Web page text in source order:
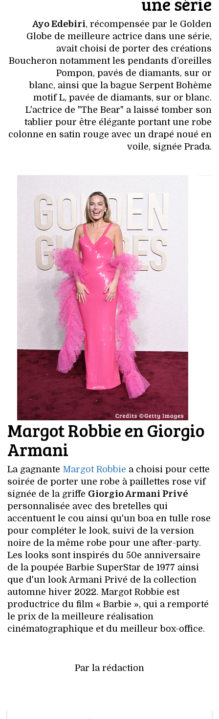
Ayo Edebiri, récompensée par le Golden
Globe de meilleure actrice dans une série,
avait choisi de porter des créations
Boucheron notamment les pendants d’oreilles
Pompon, pavés de diamants, sur or
blanc, ainsi que la bague Serpent Bohème
motif L, pavée de diamants, sur or blanc.
L'actrice de "The Bear" a laissé tomber son
tablier pour être élégante portant une robe
colonne en satin rouge avec un drapé noué en
voile, signée Prada.
Margot Robbie en Giorgio
Armani
La gagnante Margot Robbie a choisi pour cette
soirée de porter une robe à paillettes rose vif
signée de la griffe Giorgio Armani Privé
personnalisée avec des bretelles qui
accentuent le cou ainsi qu'un boa en tulle rose
pour compléter le look, suivi de la version
noire de la même robe pour une after-party.
Les looks sont inspirés du 50e anniversaire
de la poupée Barbie SuperStar de 1977 ainsi
que d'un look Armani Privé de la collection
automne hiver 2022. Margot Robbie est
productrice du film « Barbie », qui a remporté
le prix de la meilleure réalisation
cinématographique et du meilleur box-office.
Par la rédaction